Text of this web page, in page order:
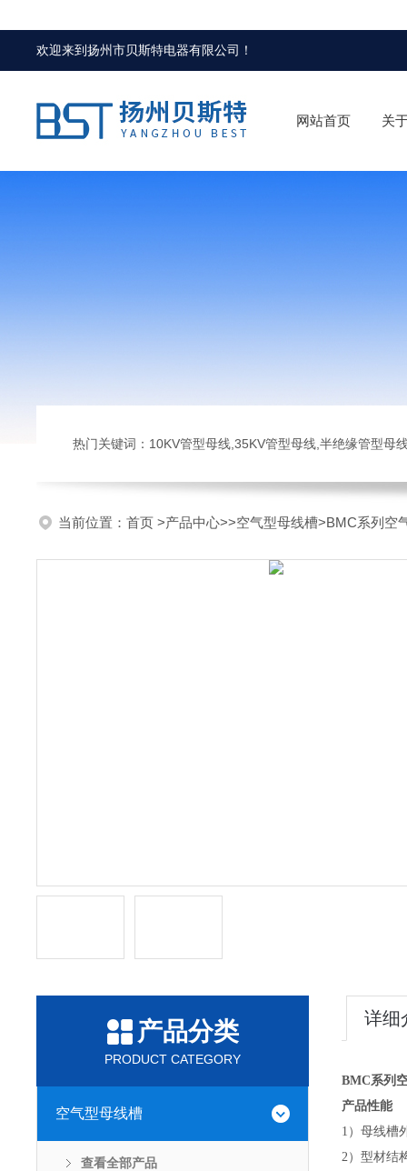
欢迎来到扬州市贝斯特电器有限公司 ！
网站首页 关
热门关键词：10KV管型母线,35KV管型母线,半绝缘管型母
当前位置： 首页 >产品中心>>空气型母线槽>BMC系列空
产品分类
PRODUCT CATEGORY
空气型母线槽
查看全部产品
详细
BMC系列
产品性能
1）母线槽
2）型材结